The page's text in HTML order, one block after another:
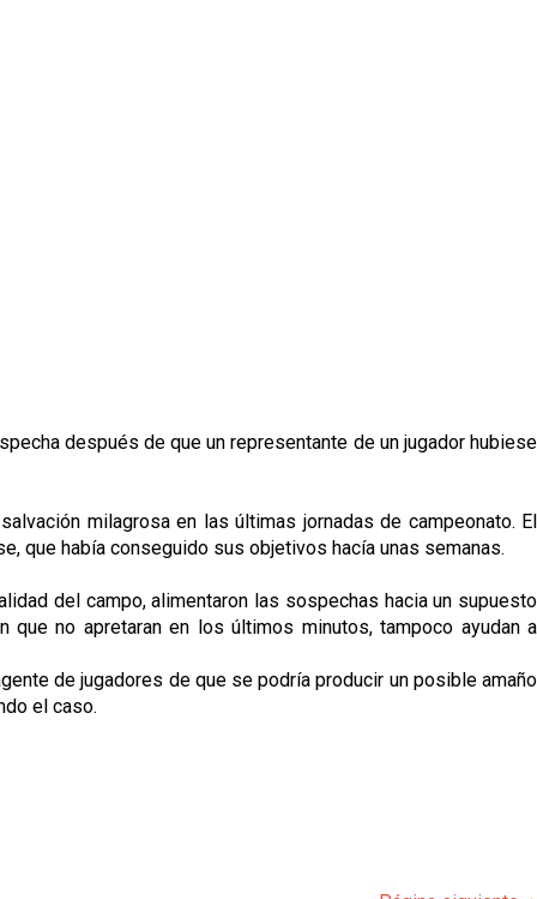
después de que un representante de un jugador hubiese
milagrosa en las últimas jornadas de campeonato. El
que había conseguido sus objetivos hacía unas semanas.
del campo, alimentaron las sospechas hacia un supuesto
no apretaran en los últimos minutos, tampoco ayudan a
de jugadores de que se podría producir un posible amaño
el caso.